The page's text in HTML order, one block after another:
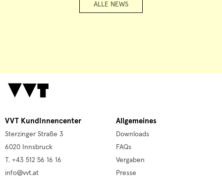
ALLE NEWS
VVT KundInnencenter
Sterzinger Straße 3
6020 Innsbruck
T. +43 512 56 16 16
info@vvt.at
Allgemeines
Downloads
FAQs
Vergaben
Presse